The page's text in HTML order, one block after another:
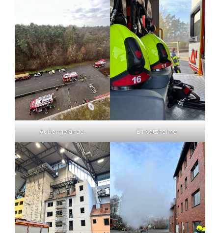
Außengelände. Einsatzhelme.